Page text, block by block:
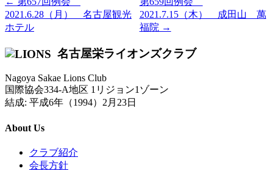
2021.6.28（月） 名古屋観光
ホテル
2021.7.15（木） 成田山 萬
福院 →
名古屋栄ライオンズクラブ
Nagoya Sakae Lions Club
国際協会334-A地区 1リジョン1ゾーン
結成: 平成6年（1994）2月23日
About Us
クラブ紹介
会長方針